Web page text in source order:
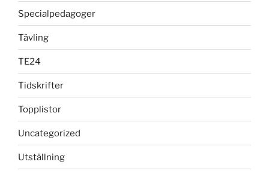
Specialpedagoger
Tävling
TE24
Tidskrifter
Topplistor
Uncategorized
Utställning